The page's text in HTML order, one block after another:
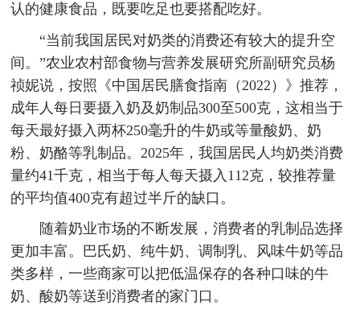
认的健康食品，既要吃足也要搭配吃好。
“当前我国居民对奶类的消费还有较大的提升空
间。”农业农村部食物与营养发展研究所副研究员杨
祯妮说，按照《中国居民膳食指南（2022）》推荐，
成年人每日要摄入奶及奶制品300至500克，这相当于
每天最好摄入两杯250毫升的牛奶或等量酸奶、奶
粉、奶酪等乳制品。2025年，我国居民人均奶类消费
量约41千克，相当于每人每天摄入112克，较推荐量
的平均值400克有超过半斤的缺口。
随着奶业市场的不断发展，消费者的乳制品选择
更加丰富。巴氏奶、纯牛奶、调制乳、风味牛奶等品
类多样，一些商家可以把低温保存的各种口味的牛
奶、酸奶等送到消费者的家门口。